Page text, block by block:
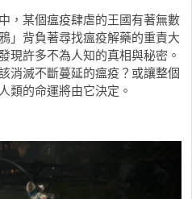
，某個瘟疫肆虐的王國有著無數
」背負著尋找瘟疫解藥的重責大
現許多不為人知的真相與秘密。
消滅不斷蔓延的瘟疫？或讓整個
類的命運將由它決定。